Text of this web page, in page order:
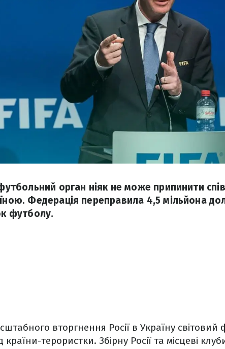
орган ніяк не може припинити
Федерація переправила 4,5 мільйона
футболу.
вторгнення Росії в Україну світовий
країни-терористки. Збірну Росії та місцеві